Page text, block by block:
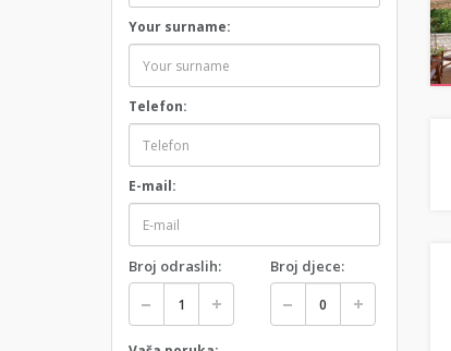
Your surname:
Telefon:
E-mail:
Broj odraslih: Broj djece: